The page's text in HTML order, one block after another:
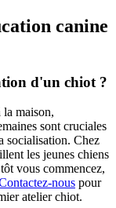
canine
d'un chiot ?
maison,
sont cruciales
socialisation. Chez
les jeunes chiens
vous commencez,
nous pour
atelier chiot.